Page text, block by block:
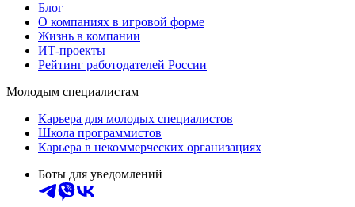
Блог
О компаниях в игровой форме
Жизнь в компании
ИТ-проекты
Рейтинг работодателей России
Молодым специалистам
Карьера для молодых специалистов
Школа программистов
Карьера в некоммерческих организациях
Боты для уведомлений